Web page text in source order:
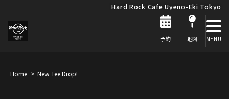
Hard Rock Cafe Uyeno-Eki Tokyo
予約 地図
Home New Tee Drop!